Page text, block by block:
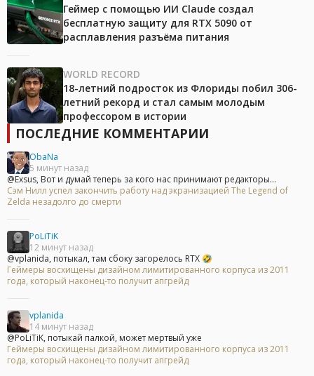
Геймер с помощью ИИ Claude создал
бесплатную защиту для RTX 5090 от
расплавления разъёма питания
WORLD RECORD
18-летний подросток из Флориды побил 306-
летний рекорд и стал самым молодым
профессором в истории
ПОСЛЕДНИЕ КОММЕНТАРИИ
ObaNa
5 минут назад
@Exsus, Вот и думай теперь за кого нас принимают редакторы...
Сэм Нилл успел закончить работу над экранизацией The Legend of
Zelda незадолго до смерти
PoLiTiK
12 минут назад
@vplanida, потыкал, там сбоку загорелось RTX 🤣
Геймеры восхищены дизайном лимитированного корпуса из 2011
года, который наконец-то получит апгрейд
vplanida
14 минут назад
@PoLiTiK, потыкай палкой, может мертвый уже
Геймеры восхищены дизайном лимитированного корпуса из 2011
года, который наконец-то получит апгрейд